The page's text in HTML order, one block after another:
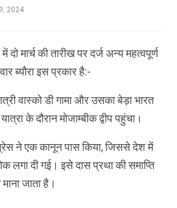
2024
दो मार्च की तारीख पर दर्ज अन्य महत्वपूर्ण
ब्यौरा इस प्रकार है:-
वास्को डी गामा और उसका बेड़ा भारत
के दौरान मोजाम्बीक द्वीप पहुंचा।
ने एक कानून पास किया, जिससे देश में
लगा दी गई। इसे दास प्रथा की समाप्ति
जाता है।